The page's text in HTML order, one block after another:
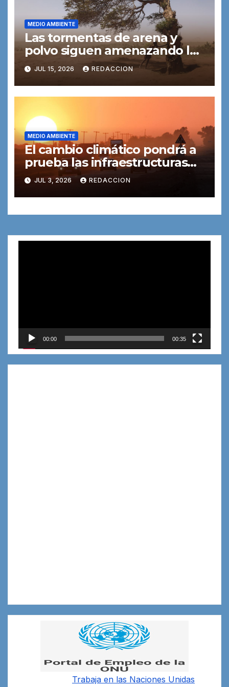
MEDIO AMBIENTE
Las tormentas de arena y
polvo siguen amenazando la
salud y el medio ambiente
JUL 15, 2026 REDACCION
MEDIO AMBIENTE
El cambio climático pondrá a
prueba las infraestructuras
de transporte
JUL 3, 2026 REDACCION
00:00 00:35
Trabaja en las Naciones Unidas